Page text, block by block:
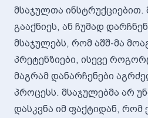
მსაჯულთა ინსტრუქციებით.
გააქნიეს, ან ჩუმად
მსაჯულებს, რომ აშშ-მა
პრეტენზიები, ისევე
მაგრამ დანარჩენები
პროცესს. მსაჯულებმა არ
დასკვნა იმ ფაქტიდან, რომ